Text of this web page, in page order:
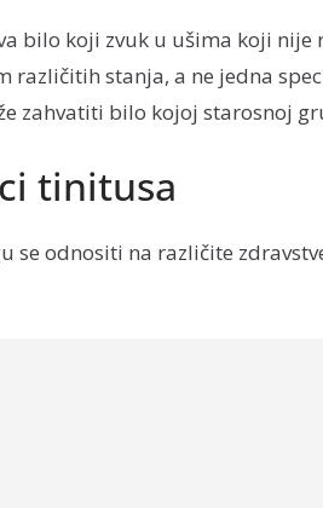
bilo koji zvuk u ušima koji nije
stanja, a ne jedna
zahvatiti bilo kojoj starosnoj
tinitusa
se odnositi na različite